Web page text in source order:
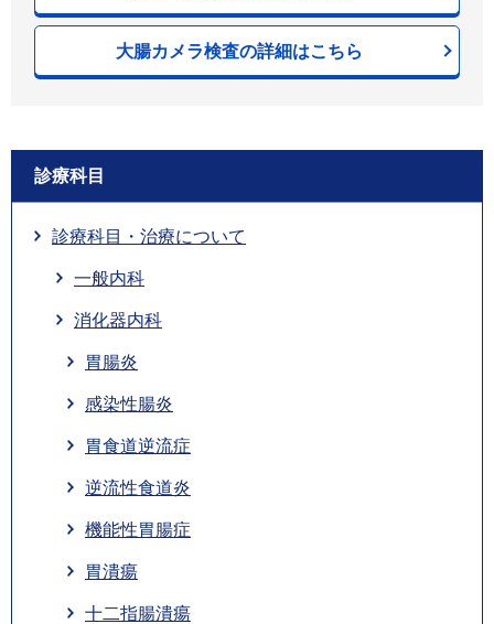
大腸カメラ検査の詳細はこちら
診療科目
診療科目・治療について
一般内科
消化器内科
胃腸炎
感染性腸炎
胃食道逆流症
逆流性食道炎
機能性胃腸症
胃潰瘍
十二指腸潰瘍